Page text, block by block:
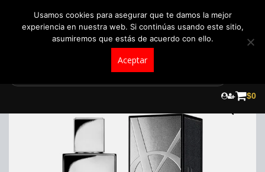
$0
Usamos cookies para asegurar que te damos la mejor
experiencia en nuestra web. Si continúas usando este sitio,
asumiremos que estás de acuerdo con ello.
Aceptar